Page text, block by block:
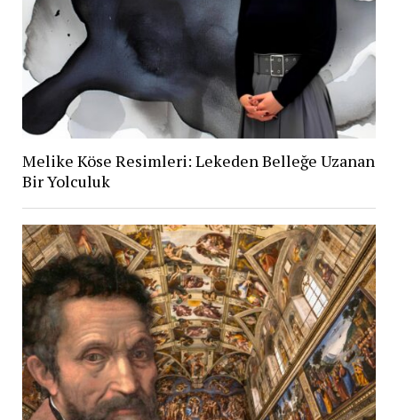
Melike Köse Resimleri: Lekeden Belleğe Uzanan
Bir Yolculuk